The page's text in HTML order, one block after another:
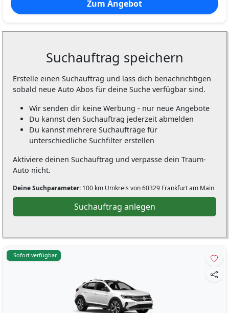
Zum Angebot
Suchauftrag speichern
Erstelle einen Suchauftrag und lass dich benachrichtigen
sobald neue Auto Abos für deine Suche verfügbar sind.
Wir senden dir keine Werbung - nur neue Angebote
Du kannst den Suchauftrag jederzeit abmelden
Du kannst mehrere Suchaufträge für
unterschiedliche Suchfilter erstellen
Aktiviere deinen Suchauftrag und verpasse dein Traum-
Auto nicht.
Deine Suchparameter: 100 km Umkreis von 60329 Frankfurt am Main
Suchauftrag anlegen
Sofort verfügbar